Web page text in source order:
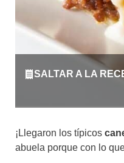
SALTAR A LA
¡Llegaron los típicos
abuela porque con lo